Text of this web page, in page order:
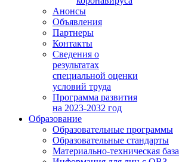
Анонсы
Объявления
Партнеры
Контакты
Сведения о
результатах
специальной оценки
условий труда
Программа развития
на 2023-2032 год
Образование
Образовательные программы
Образовательные стандарты
Материально-техническая база